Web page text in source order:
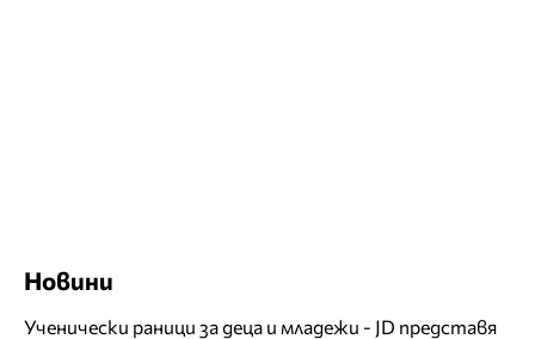
Новини
Ученически раници за деца и младежи - JD представя